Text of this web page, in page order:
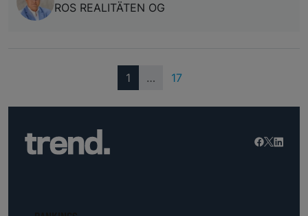
ROS REALITÄTEN OG
1 (current)
… 17